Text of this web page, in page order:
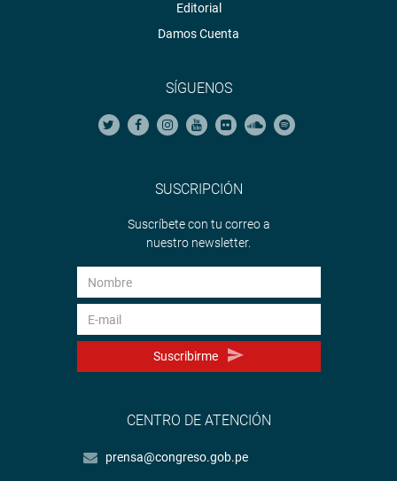
Editorial
Damos Cuenta
SÍGUENOS
SUSCRIPCIÓN
Suscríbete con tu correo a
nuestro newsletter.
Suscribirme
CENTRO DE ATENCIÓN
prensa@congreso.gob.pe